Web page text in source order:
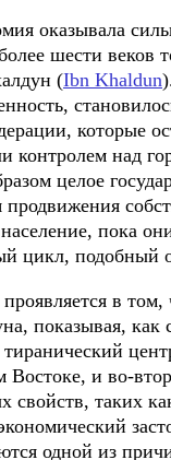
оказывала
шести веков
(Ibn Khaldun
которые
контролем над
целое
продвижения
пока
цикл, подобный
в
показывая, как
и во-
свойств, таких
одной из